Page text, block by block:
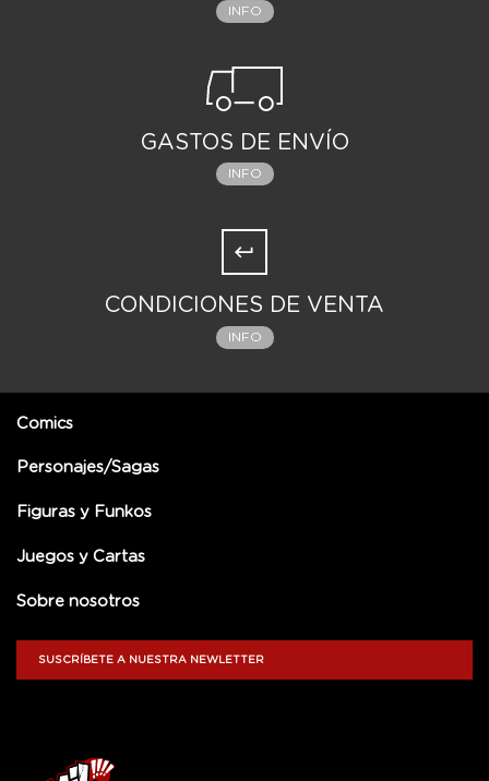
INFO
GASTOS DE ENVÍO
INFO
CONDICIONES DE VENTA
INFO
Comics
Personajes/Sagas
Figuras y Funkos
Juegos y Cartas
Sobre nosotros
SUSCRÍBETE A NUESTRA NEWLETTER